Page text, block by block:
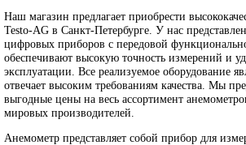
Наш магазин предлагает приобрести
Testo-AG в Санкт-Петербурге. У нас
цифровых приборов с передовой
обеспечивают высокую точность измерений и
эксплуатации. Все реализуемое оборудование
отвечает высоким требованиям качества. Мы
выгодные цены на весь ассортимент
мировых производителей.
Анемометр представляет собой прибор для